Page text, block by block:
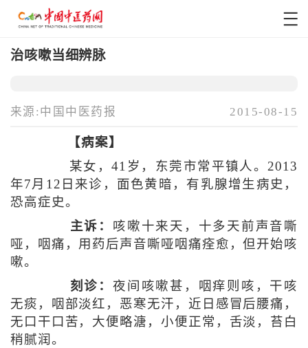
治咳嗽当细辨脉
来源:中国中医药报 2015-08-15
【病案】
某女，41岁，东莞市常平镇人。2013
年7月12日来诊，面色黄暗，有乳腺增生病史，
恐高症史。
主诉： 咳嗽十来天，十多天前声音嘶
哑，咽痛，用药后声音嘶哑咽痛痊愈，但开始咳
嗽。
刻诊： 夜间咳嗽甚，咽痒则咳，干咳
无痰，咽部淡红，恶寒无汗，近日感冒后腰痛，
无口干口苦，大便略溏，小便正常，舌淡，苔白
稍腻润。